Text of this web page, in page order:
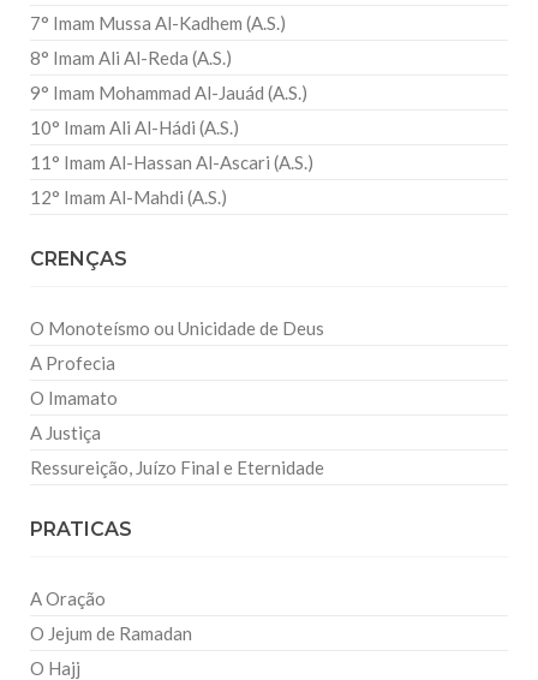
7° Imam Mussa Al-Kadhem (A.S.)
8° Imam Ali Al-Reda (A.S.)
9° Imam Mohammad Al-Jauád (A.S.)
10° Imam Ali Al-Hádi (A.S.)
11° Imam Al-Hassan Al-Ascari (A.S.)
12° Imam Al-Mahdi (A.S.)
CRENÇAS
O Monoteísmo ou Unicidade de Deus
A Profecia
O Imamato
A Justiça
Ressureição, Juízo Final e Eternidade
PRATICAS
A Oração
O Jejum de Ramadan
O Hajj